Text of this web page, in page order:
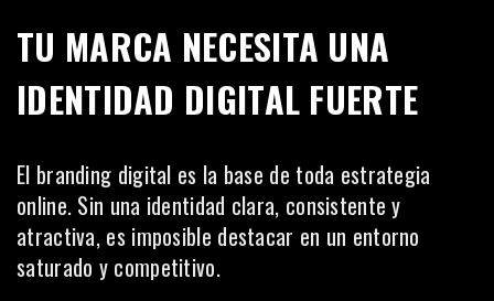
TU MARCA NECESITA UNA
IDENTIDAD DIGITAL FUERTE
El branding digital es la base de toda estrategia
online. Sin una identidad clara, consistente y
atractiva, es imposible destacar en un entorno
saturado y competitivo.